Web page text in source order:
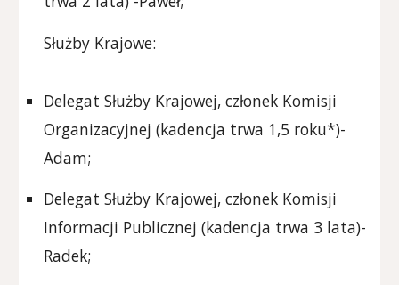
Służby Krajowe:
Delegat Służby Krajowej, członek Komisji
Organizacyjnej (kadencja trwa 1,5 roku*)-
Adam;
Delegat Służby Krajowej, członek Komisji
Informacji Publicznej (kadencja trwa 3 lata)-
Radek;